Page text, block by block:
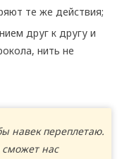
те же действия;
друг к другу и
нить не
навек переплетаю.
сможет нас